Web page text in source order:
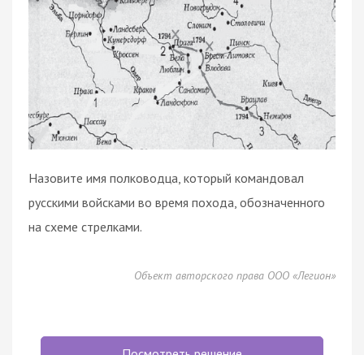
Назовите имя полководца, который командовал
русскими войсками во время похода, обозначенного
на схеме стрелками.
Объект авторского права ООО «Легион»